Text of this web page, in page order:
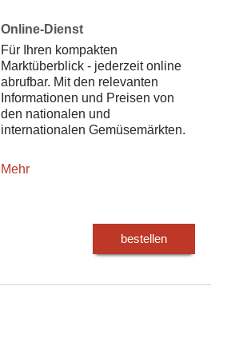
Online-Dienst
Für Ihren kompakten
Marktüberblick - jederzeit online
abrufbar. Mit den relevanten
Informationen und Preisen von
den nationalen und
internationalen Gemüsemärkten.
Mehr
bestellen